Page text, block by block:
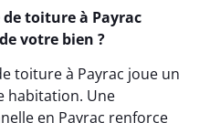
toiture à Payrac
votre bien ?
toiture à Payrac joue un
habitation. Une
en Payrac renforce